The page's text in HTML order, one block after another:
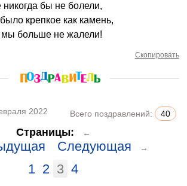
бы не болели,
крепкое как камень,
мы больше не жалели!
Скопировать
2022 Всего поздравлений: 40
Страницы: ←
Следующая →
1 2 3 4